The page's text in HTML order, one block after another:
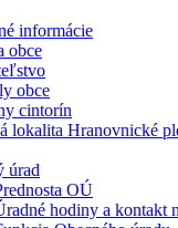
informácie
obce
obce
cintorín
lokalita Hranovnické
úrad
OÚ
hodiny a kontakt